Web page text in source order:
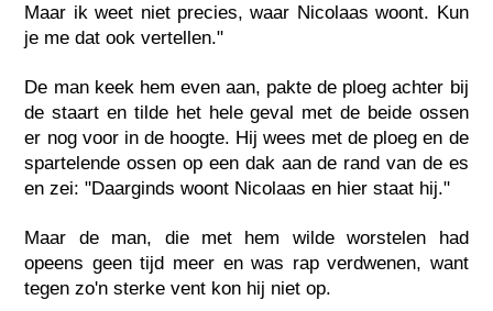
Maar ik weet niet precies, waar Nicolaas woont. Kun
je me dat ook vertellen."
De man keek hem even aan, pakte de ploeg achter bij
de staart en tilde het hele geval met de beide ossen
er nog voor in de hoogte. Hij wees met de ploeg en de
spartelende ossen op een dak aan de rand van de es
en zei: "Daarginds woont Nicolaas en hier staat hij."
Maar de man, die met hem wilde worstelen had
opeens geen tijd meer en was rap verdwenen, want
tegen zo'n sterke vent kon hij niet op.